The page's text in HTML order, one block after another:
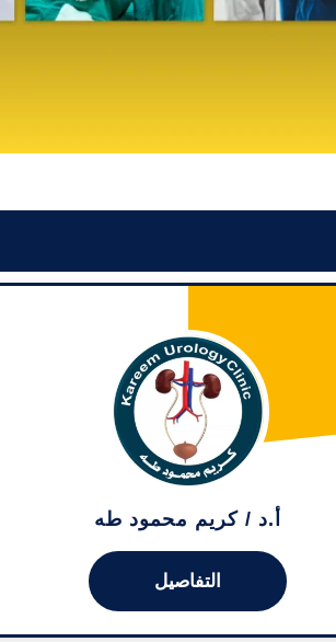
أ.د / كريم محمود طه
التفاصيل